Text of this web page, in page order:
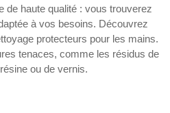
de haute qualité : vous trouverez
à vos besoins. Découvrez
protecteurs pour les mains.
tenaces, comme les résidus de
ou de vernis.